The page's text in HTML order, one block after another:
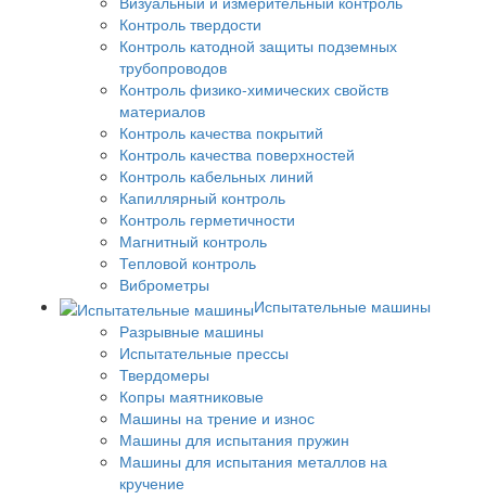
Контроль твердости
Контроль катодной защиты подземных
трубопроводов
Контроль физико-химических свойств
материалов
Контроль качества покрытий
Контроль качества поверхностей
Контроль кабельных линий
Капиллярный контроль
Контроль герметичности
Магнитный контроль
Тепловой контроль
Виброметры
Испытательные машины
Разрывные машины
Испытательные прессы
Твердомеры
Копры маятниковые
Машины на трение и износ
Машины для испытания пружин
Машины для испытания металлов на
кручение